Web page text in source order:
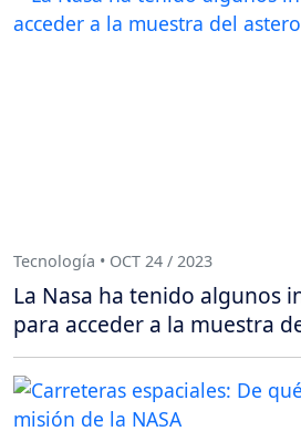
Tecnología • OCT 24 / 2023
La Nasa ha tenido algunos
para acceder a la muestra